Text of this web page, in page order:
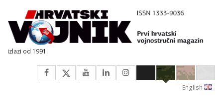
izlazi od 1991.
English